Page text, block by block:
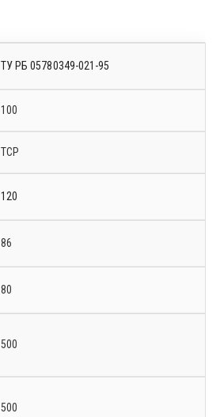
ТУ РБ 05780349-021-95
100
ТСР
120
86
80
500
500